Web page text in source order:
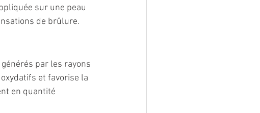
sur une peau
de brûlure.
par les rayons
et favorise la
en quantité